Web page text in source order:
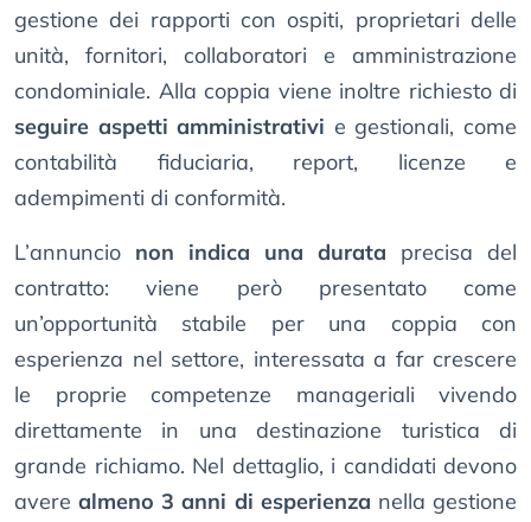
gestione dei rapporti con ospiti, proprietari delle
unità, fornitori, collaboratori e amministrazione
condominiale. Alla coppia viene inoltre richiesto di
seguire aspetti amministrativi e gestionali, come
contabilità fiduciaria, report, licenze e
adempimenti di conformità.
L’annuncio non indica una durata precisa del
contratto: viene però presentato come
un’opportunità stabile per una coppia con
esperienza nel settore, interessata a far crescere
le proprie competenze manageriali vivendo
direttamente in una destinazione turistica di
grande richiamo. Nel dettaglio, i candidati devono
averealmeno 3 anni di esperienza nella gestione